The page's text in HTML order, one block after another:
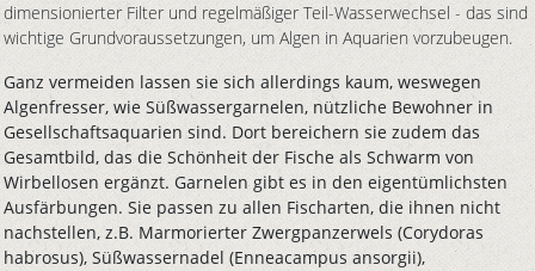
dimensionierter Filter und regelmäßiger Teil-Wasserwechsel - das sind
wichtige Grundvoraussetzungen, um Algen in Aquarien vorzubeugen.
Ganz vermeiden lassen sie sich allerdings kaum, weswegen
Algenfresser, wie Süßwassergarnelen, nützliche Bewohner in
Gesellschaftsaquarien sind. Dort bereichern sie zudem das
Gesamtbild, das die Schönheit der Fische als Schwarm von
Wirbellosen ergänzt. Garnelen gibt es in den eigentümlichsten
Ausfärbungen. Sie passen zu allen Fischarten, die ihnen nicht
nachstellen, z.B. Marmorierter Zwergpanzerwels (Corydoras
habrosus), Süßwassernadel (Enneacampus ansorgii),